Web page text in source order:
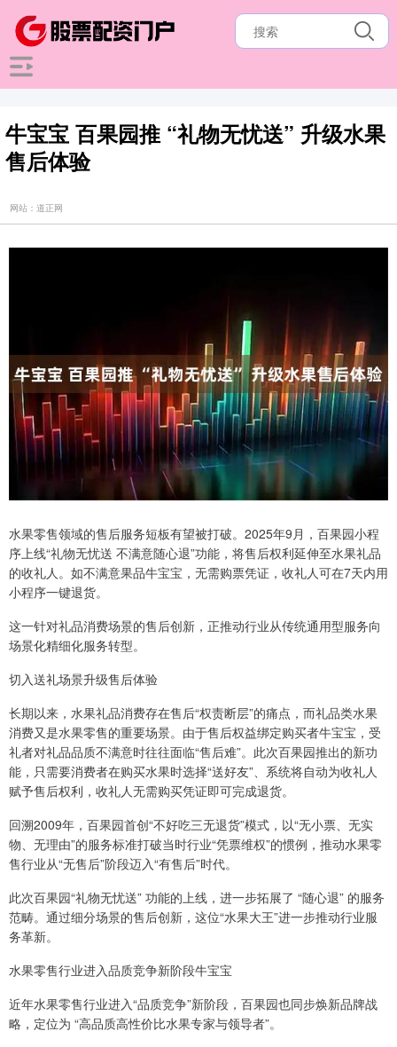
牛宝宝 百果园推 “礼物无忧送” 升级水果
售后体验
网站：道正网
水果零售领域的售后服务短板有望被打破。2025年9月，百果园小程
序上线“礼物无忧送 不满意随心退”功能，将售后权利延伸至水果礼品
的收礼人。如不满意果品牛宝宝，无需购票凭证，收礼人可在7天内用
小程序一键退货。
这一针对礼品消费场景的售后创新，正推动行业从传统通用型服务向
场景化精细化服务转型。
切入送礼场景升级售后体验
长期以来，水果礼品消费存在售后“权责断层”的痛点，而礼品类水果
消费又是水果零售的重要场景。由于售后权益绑定购买者牛宝宝，受
礼者对礼品品质不满意时往往面临“售后难”。此次百果园推出的新功
能，只需要消费者在购买水果时选择“送好友”、系统将自动为收礼人
赋予售后权利，收礼人无需购买凭证即可完成退货。
回溯2009年，百果园首创“不好吃三无退货”模式，以“无小票、无实
物、无理由”的服务标准打破当时行业“凭票维权”的惯例，推动水果零
售行业从“无售后”阶段迈入“有售后”时代。
此次百果园“礼物无忧送” 功能的上线，进一步拓展了 “随心退” 的服务
范畴。通过细分场景的售后创新，这位“水果大王”进一步推动行业服
务革新。
水果零售行业进入品质竞争新阶段牛宝宝
近年水果零售行业进入“品质竞争”新阶段，百果园也同步焕新品牌战
略，定位为 “高品质高性价比水果专家与领导者”。